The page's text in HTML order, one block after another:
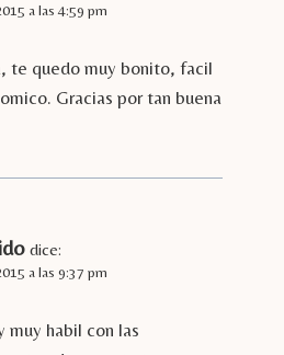
a las 4:59 pm
te quedo muy bonito, facil
Gracias por tan buena
dice:
a las 9:37 pm
muy habil con las